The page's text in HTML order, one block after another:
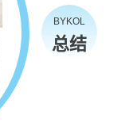
BYKOL
总结